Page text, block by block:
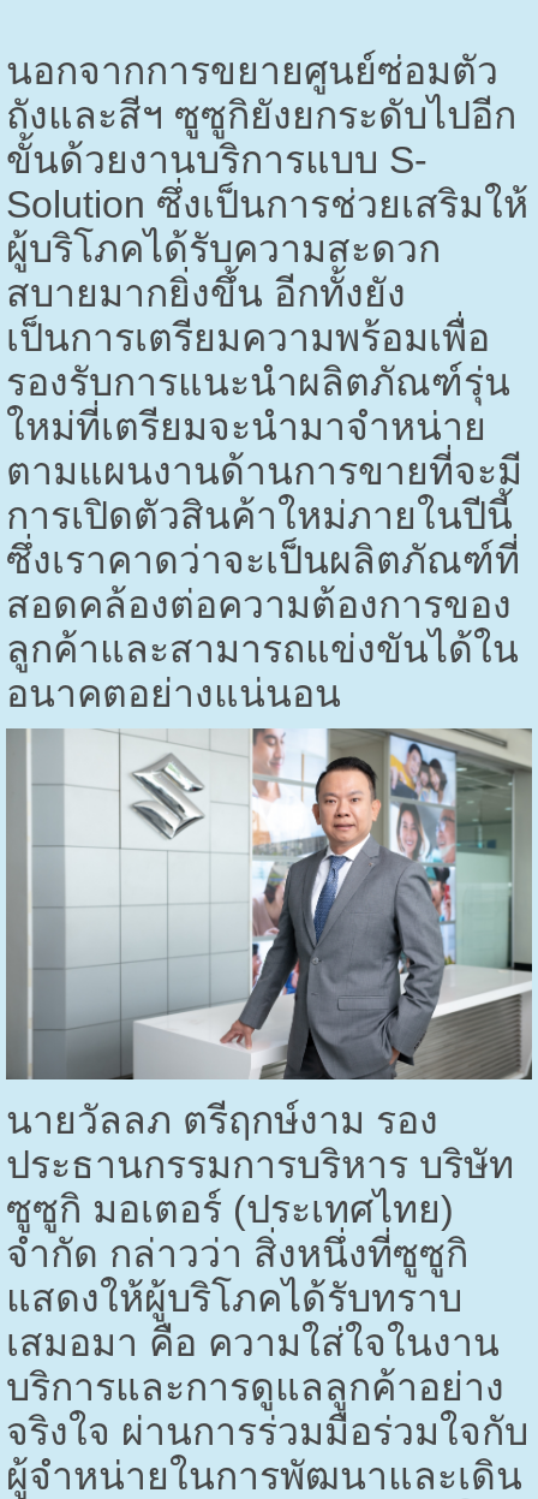
นอกจากการขยายศูนย์ซ่อมตัว
ถังและสีฯ ซูซูกิยังยกระดับไปอีก
ขั้นด้วยงานบริการแบบ S-
Solution ซึ่งเป็นการช่วยเสริมให้
ผู้บริโภคได้รับความสะดวก
สบายมากยิ่งขึ้น อีกทั้งยัง
เป็นการเตรียมความพร้อมเพื่อ
รองรับการแนะนำผลิตภัณฑ์รุ่น
ใหม่ที่เตรียมจะนำมาจำหน่าย
ตามแผนงานด้านการขายที่จะมี
การเปิดตัวสินค้าใหม่ภายในปีนี้
ซึ่งเราคาดว่าจะเป็นผลิตภัณฑ์ที่
สอดคล้องต่อความต้องการของ
ลูกค้าและสามารถแข่งขันได้ใน
อนาคตอย่างแน่นอน
นายวัลลภ ตรีฤกษ์งาม รอง
ประธานกรรมการบริหาร บริษัท
ซูซูกิ มอเตอร์ (ประเทศไทย)
จำกัด กล่าวว่า สิ่งหนึ่งที่ซูซูกิ
แสดงให้ผู้บริโภคได้รับทราบ
เสมอมา คือ ความใส่ใจในงาน
บริการและการดูแลลูกค้าอย่าง
จริงใจ ผ่านการร่วมมือร่วมใจกับ
ผู้จำหน่ายในการพัฒนาและเดิน